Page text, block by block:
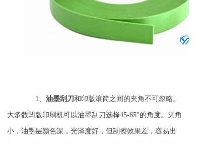
1、 油墨刮刀和印版滚筒之间的夹角不可忽略。
大多数凹版印刷机可以油墨刮刀选择45-65°的角度。夹角
小，油墨层颜色深，光泽度好，但刮擦效果差，容易出